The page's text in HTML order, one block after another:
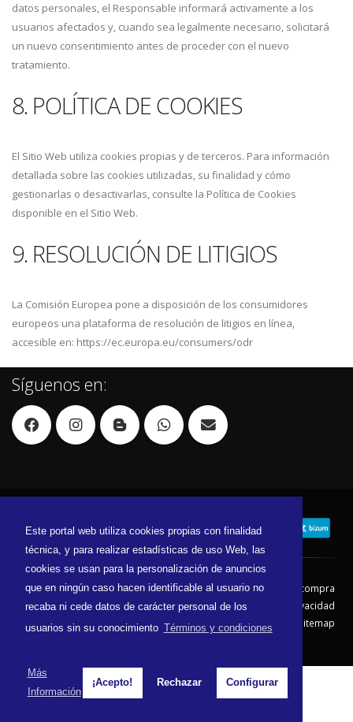
Este portal web utiliza cookies propias con finalidad
técnica, y para realizar estadísticas de uso Web, las
cookies se usan para la personalización de anuncios
que en ningún caso hacen identificable al usuario no
recaba ni cede datos de carácter personal de los
usuarios sin su conocimiento Términos y condiciones
Más
Información
¡Acepto! Rechazar Configurar
datos personales, el Responsable informará activamente a los
usuarios afectados y, cuando sea legalmente necesario, solicitará
un nuevo consentimiento antes de proceder con el nuevo
tratamiento.
8. POLÍTICA DE COOKIES
El Sitio Web utiliza cookies propias y de terceros. Para información
detallada sobre las cookies utilizadas, su finalidad y cómo
gestionarlas o desactivarlas, consulte la Política de Cookies
disponible en el Sitio Web.
9. RESOLUCIÓN DE LITIGIOS
La Comisión Europea pone a disposición de los consumidores
europeos una plataforma de resolución de litigios en línea,
accesible en: https://ec.europa.eu/consumers/odr
Síguenos en:
Contacto Aviso Legal
Condiciones de compra
Política de envíos
Política de devolución
Política de Privacidad
Política de Cookies
Sitemap